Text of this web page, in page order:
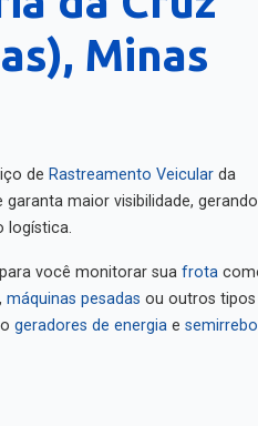
Minas
de Rastreamento Veicular
da
e garanta maior visibilidade, gerando
você monitorar sua frota
máquinas pesadas
ou outros tipos
geradores de energia